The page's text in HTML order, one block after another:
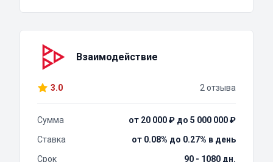
Взаимодействие
3.0 2 отзыва
Сумма
от 20 000 ₽ до 5 000 000 ₽
Ставка
от 0.08% до 0.27% в день
Срок
90 - 1080 дн.